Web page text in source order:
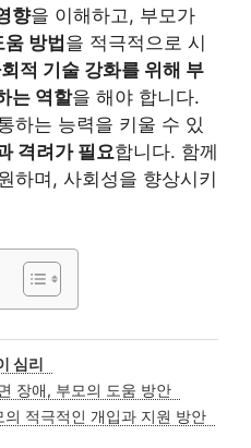
향을 이해하고, 부모가
방법 을 적극적으로 시
적 기술 강화를 위해 부
는 역할을 해야 합니다.
하는 능력을 키울 수 있
격려가 필요합니다. 함께
하며, 사회성을 향상시키
심리
장애, 부모의 도움 방안
적극적인 개입과 지원 방안